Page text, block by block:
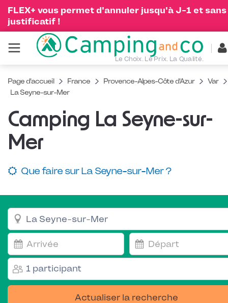
FLEX+ vous permet d'annuler jusqu'à J-1 et sans
justificatif !
Le Choix. Le Prix. La Qualité.
Page d'accueil France Provence-Alpes-Côte d'Azur
Var
La Seyne-sur-Mer
Camping La Seyne-sur-
Mer
Que faire sur La Seyne-sur-Mer ?
1 participant
Actualiser la recherche